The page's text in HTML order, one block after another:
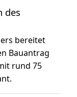
des
bereitet
Bauantrag
rund 75